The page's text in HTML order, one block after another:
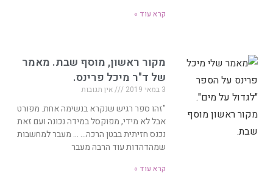
קרא עוד »
מקור ראשון, מוסף שבת. מאמר
של ד"ר מיכל פרינס.
3 במאי 2019 אין תגובות
"זהו ספר רגיש שנקרא בנשימה אחת. מפורט
אבל לא מידי, מפוקסל במידה נכונה ועם זאת
נכנס חזיתית בבטן הרכה… … מעבר למחשבות
שמהדהדות עוד הרבה מעבר
קרא עוד »